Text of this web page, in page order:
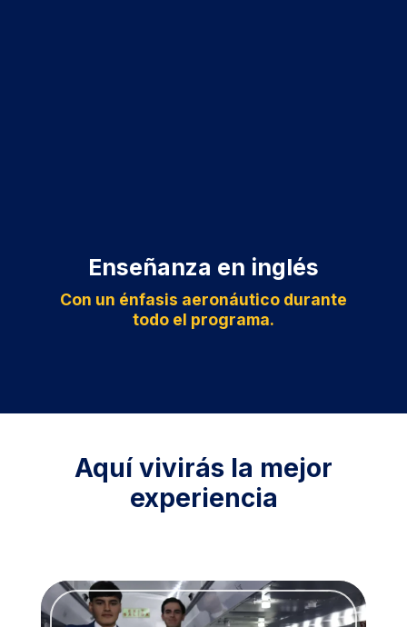
Enseñanza en inglés
Con un énfasis aeronáutico durante
todo el programa.
Aquí vivirás la mejor
experiencia